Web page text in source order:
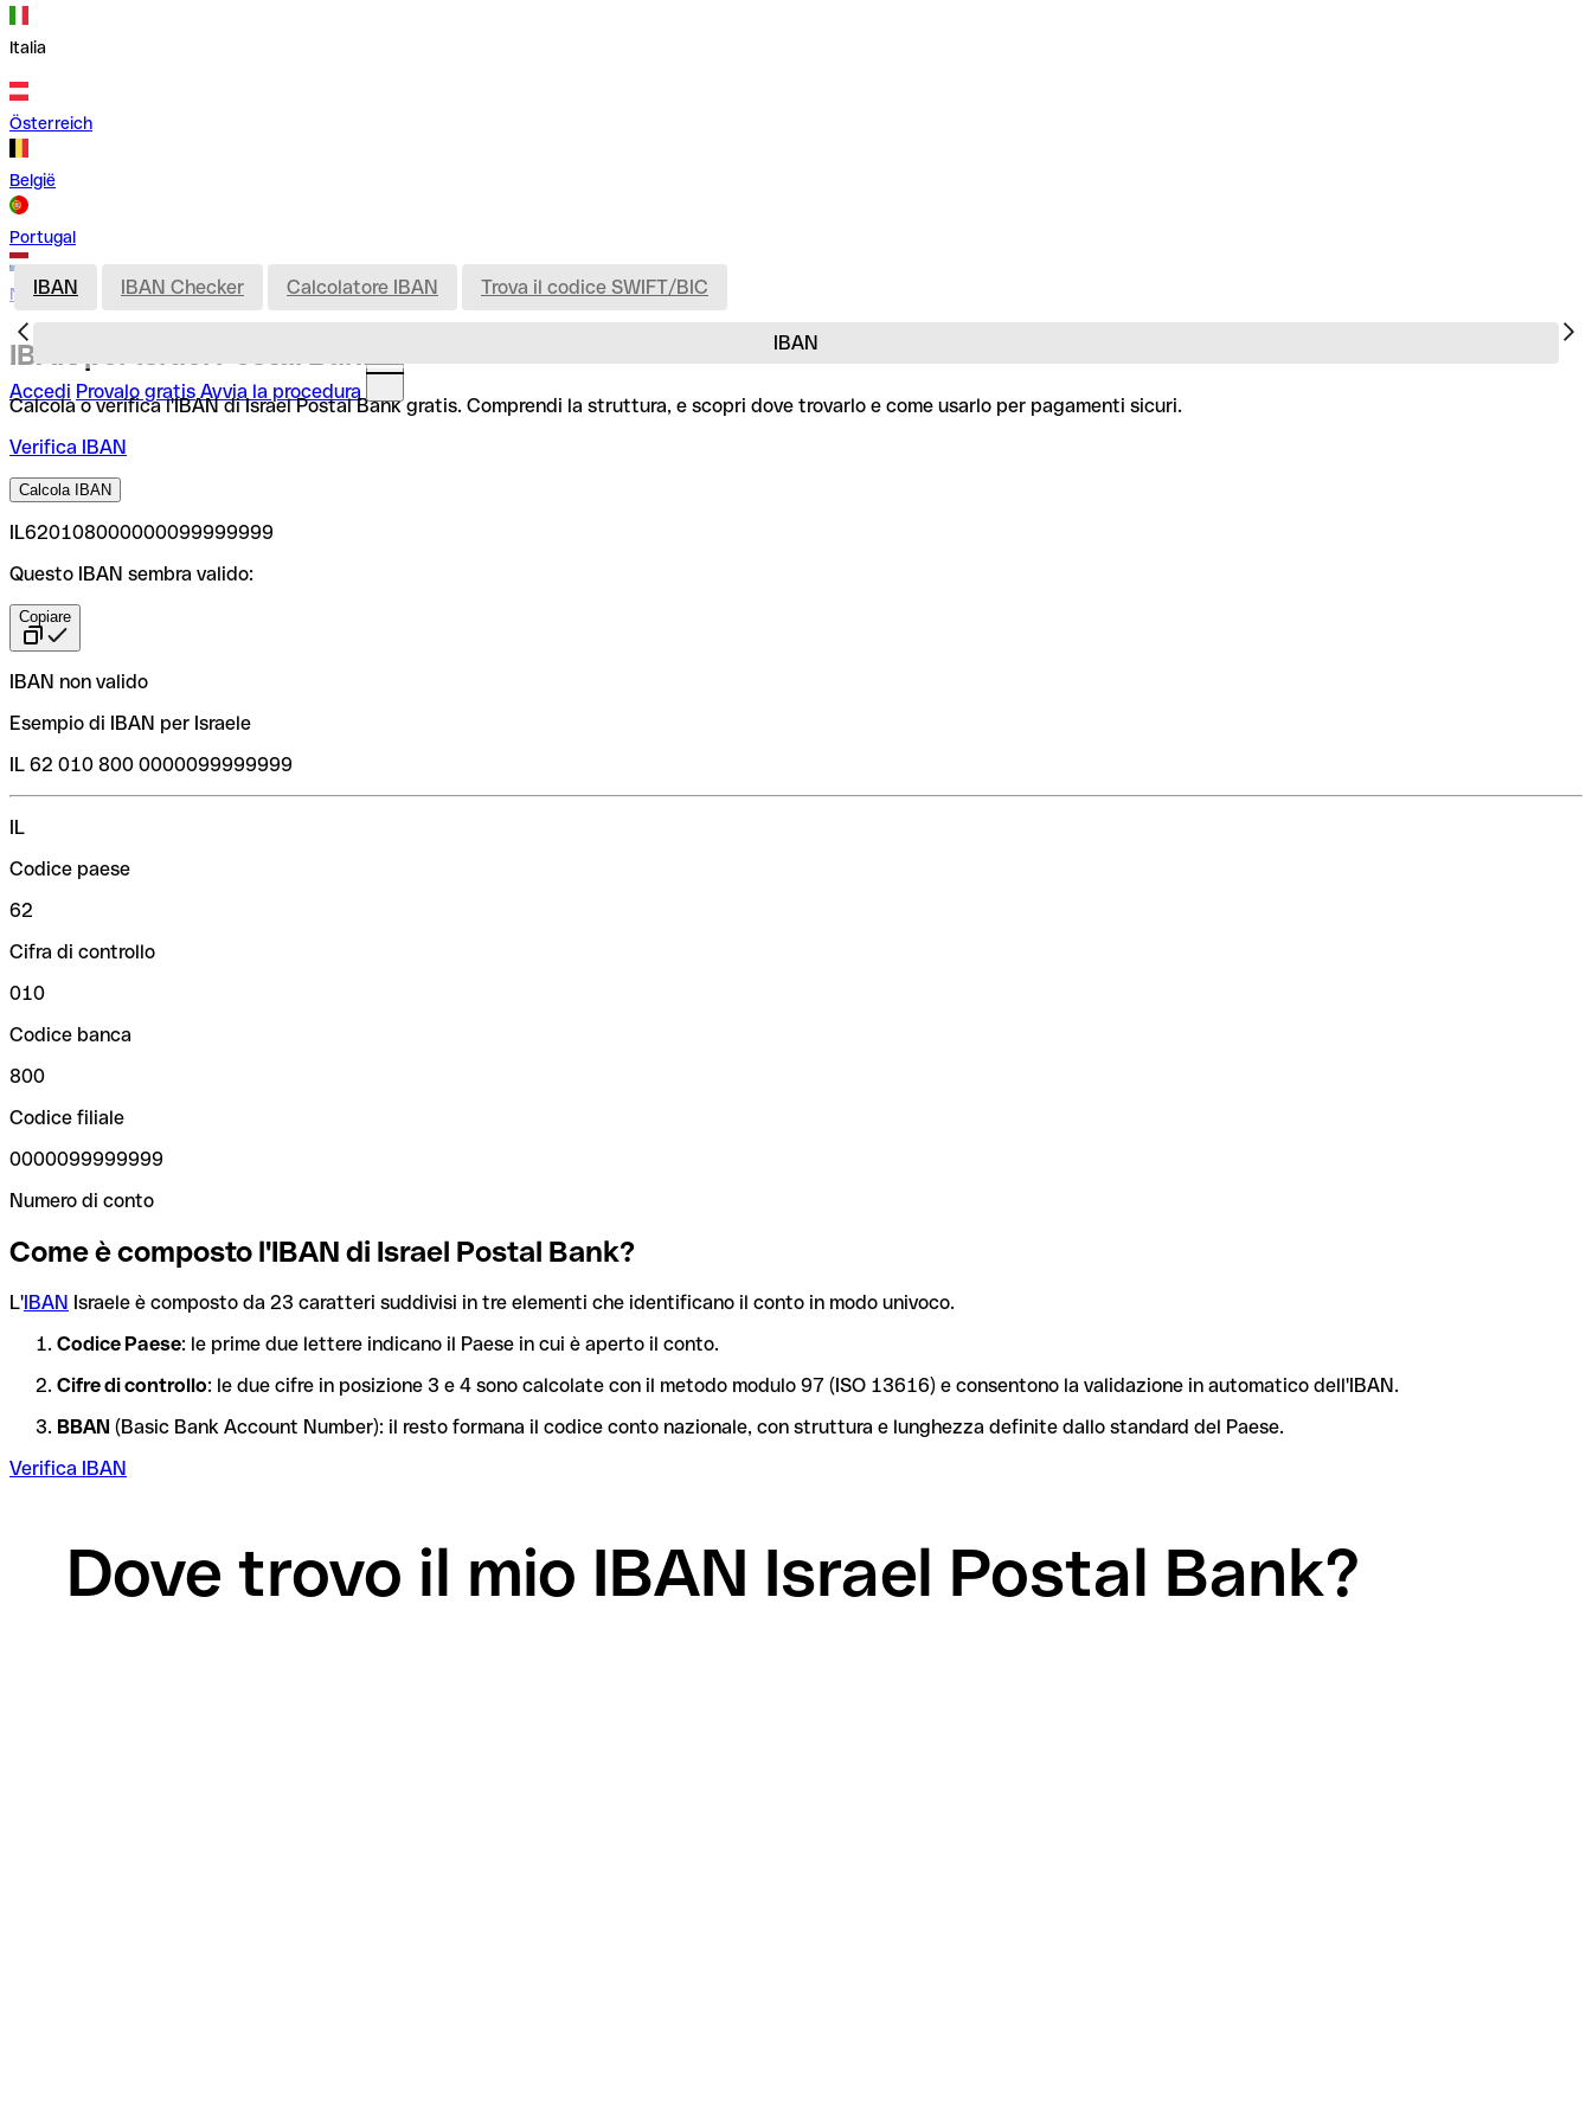
Italia
Österreich
België
Portugal
Nederland
Accedi Provalo gratis Avvia la procedura
IBAN
IBAN IBAN Checker Calcolatore IBAN Trova il codice SWIFT/BIC
IBAN per Israel Postal Bank
Calcola o verifica l'IBAN di Israel Postal Bank gratis. Comprendi la struttura, e scopri dove trovarlo e come usarlo per pagamenti sicuri.
Verifica IBAN
Calcola IBAN
IL620108000000099999999
Questo IBAN sembra valido:
Copiare
IBAN non valido
Esempio di IBAN per Israele
IL 62 010 800 0000099999999
IL
Codice paese
62
Cifra di controllo
010
Codice banca
800
Codice filiale
0000099999999
Numero di conto
Come è composto l'IBAN di Israel Postal Bank?
L'IBAN Israele è composto da 23 caratteri suddivisi in tre elementi che identificano il conto in modo univoco.
Codice Paese: le prime due lettere indicano il Paese in cui è aperto il conto.
Cifre di controllo: le due cifre in posizione 3 e 4 sono calcolate con il metodo modulo 97 (ISO 13616) e consentono la validazione in automatico dell'IBAN.
BBAN (Basic Bank Account Number): il resto formana il codice conto nazionale, con struttura e lunghezza definite dallo standard del Paese.
Verifica IBAN
Dove trovo il mio IBAN Israel Postal Bank?